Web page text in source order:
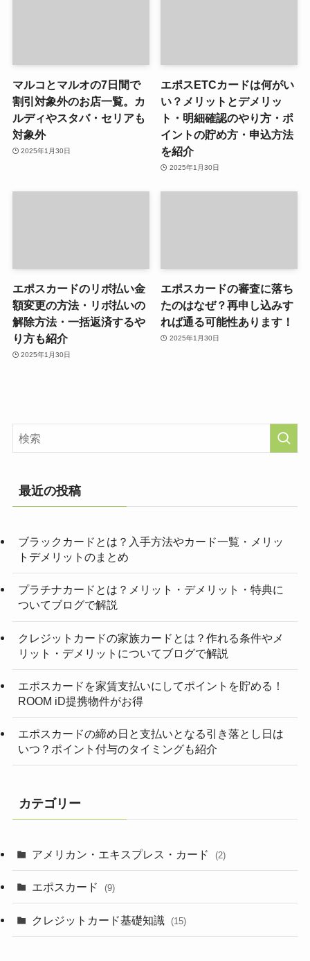
マルコとマルオの7日間で
割引対象外のお店一覧。カ
ルディやスタバ・セリアも
対象外
2025年1月30日
エポスETCカードは何がい
い？メリットとデメリッ
ト・明細確認のやり方・ポ
イントの貯め方・申込方法
を紹介
2025年1月30日
エポスカードのリボ払い金
額変更の方法・リボ払いの
解除方法・一括返済するや
り方も紹介
2025年1月30日
エポスカードの審査に落ち
たのはなぜ？再申し込みす
れば通る可能性あります！
2025年1月30日
最近の投稿
ブラックカードとは？入手方法やカード一覧・メリッ
トデメリットのまとめ
プラチナカードとは？メリット・デメリット・特典に
ついてブログで解説
クレジットカードの家族カードとは？作れる条件やメ
リット・デメリットについてブログで解説
エポスカードを家賃支払いにしてポイントを貯める！
ROOM iD提携物件がお得
エポスカードの締め日と支払いとなる引き落とし日は
いつ？ポイント付与のタイミングも紹介
カテゴリー
アメリカン・エキスプレス・カード (2)
エポスカード (9)
クレジットカード基礎知識 (15)